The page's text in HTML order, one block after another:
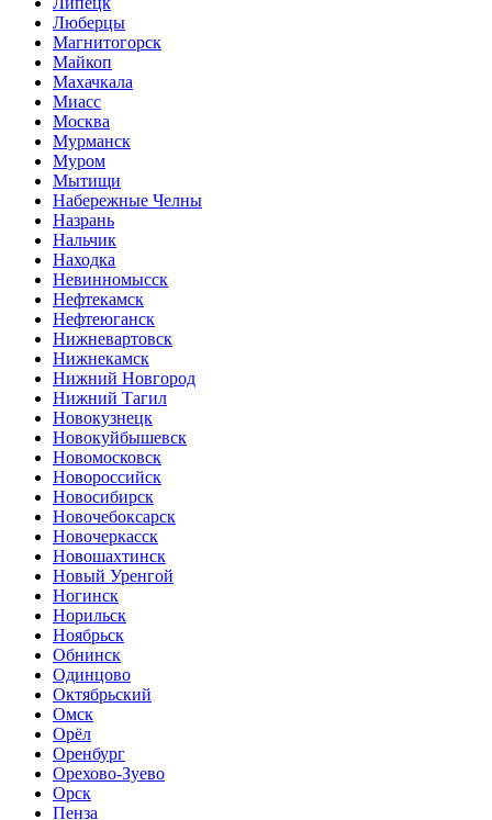
Люберцы
Магнитогорск
Майкоп
Махачкала
Миасс
Москва
Мурманск
Муром
Мытищи
Набережные Челны
Назрань
Нальчик
Находка
Невинномысск
Нефтекамск
Нефтеюганск
Нижневартовск
Нижнекамск
Нижний Новгород
Нижний Тагил
Новокузнецк
Новокуйбышевск
Новомосковск
Новороссийск
Новосибирск
Новочебоксарск
Новочеркасск
Новошахтинск
Новый Уренгой
Ногинск
Норильск
Ноябрьск
Обнинск
Одинцово
Октябрьский
Омск
Орёл
Оренбург
Орехово-Зуево
Орск
Пенза